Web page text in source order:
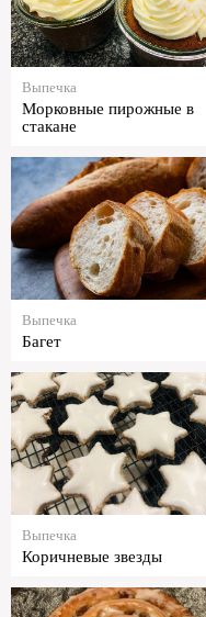
Выпечка
Морковные пирожные в
стакане
Выпечка
Багет
Выпечка
Коричневые звезды